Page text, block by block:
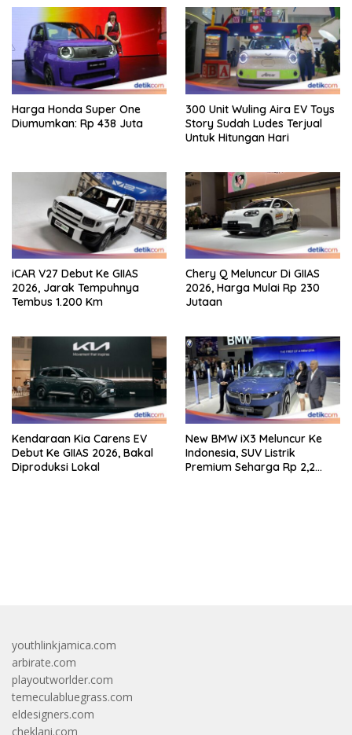
Harga Honda Super One
Diumumkan: Rp 438 Juta
300 Unit Wuling Aira EV Toys
Story Sudah Ludes Terjual
Untuk Hitungan Hari
iCAR V27 Debut Ke GIIAS
2026, Jarak Tempuhnya
Tembus 1.200 Km
Chery Q Meluncur Di GIIAS
2026, Harga Mulai Rp 230
Jutaan
Kendaraan Kia Carens EV
Debut Ke GIIAS 2026, Bakal
Diproduksi Lokal
New BMW iX3 Meluncur Ke
Indonesia, SUV Listrik
Premium Seharga Rp 2,2
youthlinkjamica.com
arbirate.com
playoutworlder.com
temeculabluegrass.com
eldesigners.com
cheklani.com